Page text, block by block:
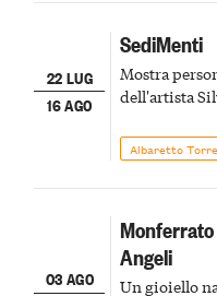
22 LUG
16 AGO
SediMenti
Mostra
dell'artista
Albaretto Torre
03 AGO
Angeli
Un gioiello